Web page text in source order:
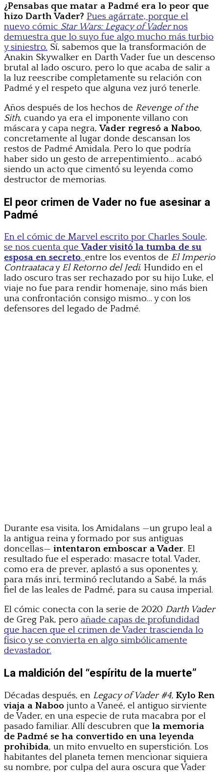
¿Pensabas que matar a Padmé era lo peor que
hizo Darth Vader? Pues agárrate, porque el
nuevo cómic Star Wars: Legacy of Vadernos
demuestra que lo suyo fue algo mucho más turbio
y siniestro. Sí, sabemos que la transformación de
Anakin Skywalker en Darth Vader fue un descenso
brutal al lado oscuro, pero lo que acaba de salir a
la luz reescribe completamente su relación con
Padmé y el respeto que alguna vez juró tenerle.
Años después de los hechos de Revenge of the
Sith, cuando ya era el imponente villano con
máscara y capa negra,Vader regresó a Naboo,
concretamente al lugar donde descansan los
restos de Padmé Amidala. Pero lo que podría
haber sido un gesto de arrepentimiento… acabó
siendo un acto que cimentó su leyenda como
destructor de memorias.
El peor crimen de Vader no fue asesinar a
Padmé
En el cómic de Marvel escrito por Charles Soule,
se nos cuenta queVader visitó la tumba de su
esposa en secreto, entre los eventos de El Imperio
Contraatacay El Retorno del Jedi. Hundido en el
lado oscuro tras ser rechazado por su hijo Luke, el
viaje no fue para rendir homenaje, sino más bien
una confrontación consigo mismo… y con los
defensores del legado de Padmé.
Durante esa visita, los Amidalans —un grupo leal a
la antigua reina y formado por sus antiguas
doncellas— intentaron emboscar a Vader. El
resultado fue el esperado: masacre total. Vader,
como era de prever, aplastó a sus oponentes y,
para más inri, terminó reclutando a Sabé, la más
fiel de las leales de Padmé, para su causa imperial.
El cómic conecta con la serie de 2020 Darth Vader
de Greg Pak, pero añade capas de profundidad
que hacen que el crimen de Vader trascienda lo
físico y se convierta en algo simbólicamente
devastador.
La maldición del “espíritu de la muerte”
Décadas después, en Legacy of Vader #4, Kylo Ren
viaja a Naboo junto a Vaneé, el antiguo sirviente
de Vader, en una especie de ruta macabra por el
pasado familiar. Allí descubren que la memoria
de Padmé se ha convertido en una leyenda
prohibida, un mito envuelto en superstición. Los
habitantes del planeta temen mencionar siquiera
su nombre, por culpa del aura oscura que Vader